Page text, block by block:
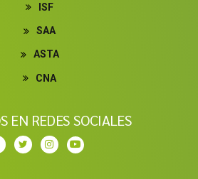
ISF
SAA
ASTA
CNA
EN REDES SOCIALES